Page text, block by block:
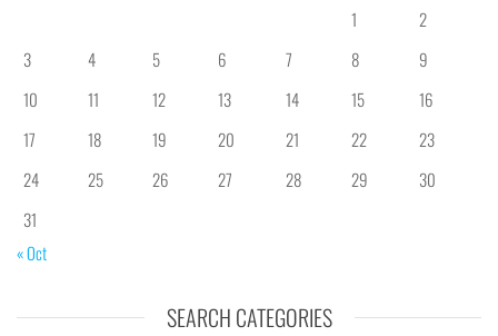
1
2
3
4 5 6 7 8
9
10
11 12 13 14 15
16
17
18 19 20 21 22
23
24
25 26 27 28 29
30
31
« Oct
SEARCH CATEGORIES